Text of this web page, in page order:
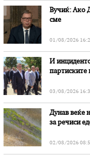
Вучиќ: Ако
сме
01/08/2026
И
партиските
03/08/2026
Дунав веќе
за речиси
02/08/2026